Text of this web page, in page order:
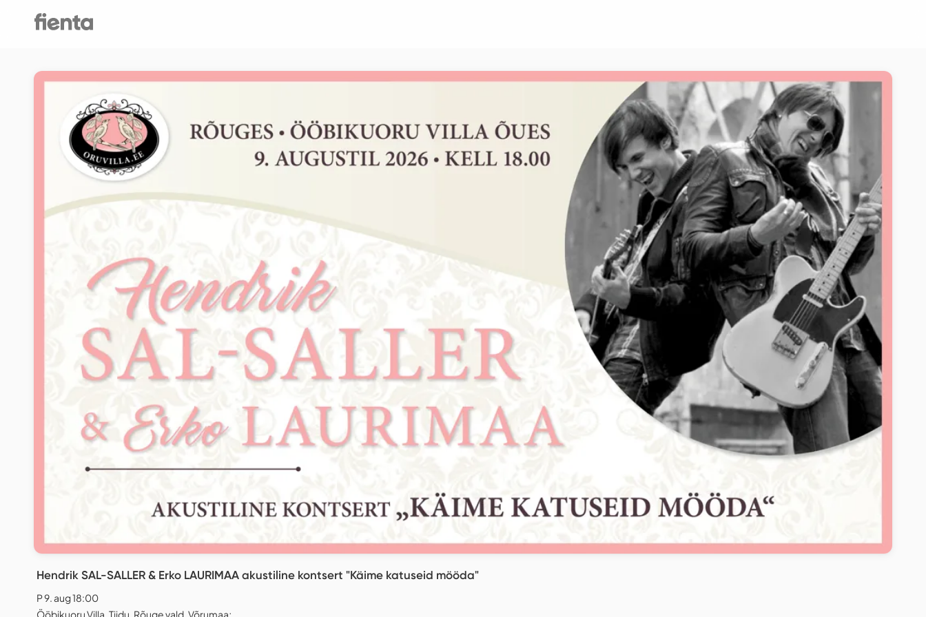
Hendrik SAL-SALLER & Erko LAURIMAA akustiline kontsert "Käime katuseid mööda"
P 9. aug 18:00
Ööbikuoru Villa, Tiidu, Rõuge vald, Võrumaa;